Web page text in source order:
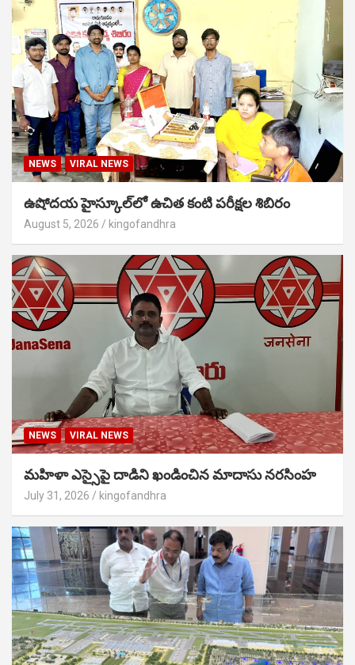
NEWS VIRAL NEWS
ఉషోదయ హైస్కూల్‌లో ఉచిత కంటి పరీక్షల శిబిరం
August 5, 2026 kingofandhra
NEWS VIRAL NEWS
మహిళా ఎస్సైపై దాడిని ఖండించిన మాదాసు నరసింహ
July 31, 2026 kingofandhra